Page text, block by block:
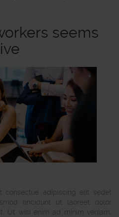
seems
consectue adipiscing elit sedet
tincidunt ut laoreet dolor
Ut wisi enim ad minim veniam,